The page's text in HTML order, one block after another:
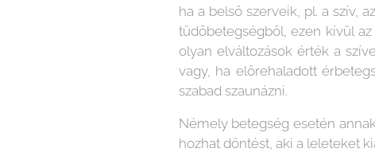
ha a belső szerveik, pl. a szív,
tüdőbetegségből, ezen kívül
olyan elváltozások érték a
vagy, ha előrehaladott
szabad szaunázni.
Némely betegség esetén
hozhat döntést, aki a leleteket